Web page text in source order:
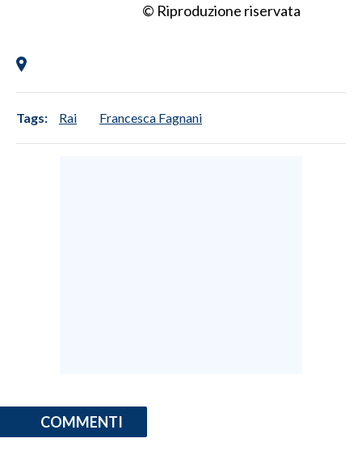
© Riproduzione riservata
Tags: Rai Francesca Fagnani
COMMENTI